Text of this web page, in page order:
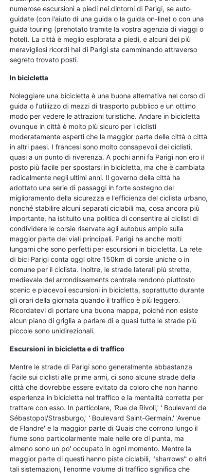
numerose escursioni a piedi nei dintorni di Parigi, se auto-
guidate (con l'aiuto di una guida o la guida on-line) o con una
guida touring (prenotato tramite la vostra agenzia di viaggi o
hotel). La città è meglio esplorata a piedi, e alcuni dei più
meravigliosi ricordi hai di Parigi sta camminando attraverso
segreto trovato posti.
In bicicletta
Noleggiare una bicicletta è una buona alternativa nel corso di
guida o l'utilizzo di mezzi di trasporto pubblico e un ottimo
modo per vedere le attrazioni turistiche. Andare in bicicletta
ovunque in città è molto più sicuro per i ciclisti
moderatamente esperti che la maggior parte delle città o città
in altri paesi. I francesi sono molto consapevoli dei ciclisti,
quasi a un punto di riverenza. A pochi anni fa Parigi non ero il
posto più facile per spostarsi in bicicletta, ma che è cambiata
radicalmente negli ultimi anni. Il governo della città ha
adottato una serie di passaggi in forte sostegno del
miglioramento della sicurezza e l'efficienza del ciclista urbano,
nonché stabilire alcuni separati ciclabili ma, cosa ancora più
importante, ha istituito una politica di consentire ai ciclisti di
condividere le corsie riservate agli autobus ampio sulla
maggior parte dei viali principali. Parigi ha anche molti
lungarni che sono perfetti per escursioni in bicicletta. La rete
di bici Parigi conta oggi oltre 150km di corsie uniche o in
comune per il ciclista. Inoltre, le strade laterali più strette,
medievale del arrondissements centrale rendono piuttosto
scenic e piacevoli escursioni in bicicletta, soprattutto durante
gli orari della giornata quando il traffico è più leggero.
Ricordatevi di portare una buona mappa, poiché non esiste
alcun piano di griglia a parlare di e quasi tutte le strade più
piccole sono unidirezionali.
Escursioni in bicicletta e di traffico
Mentre le strade di Parigi sono generalmente abbastanza
facile sui ciclisti alle prime armi, ci sono alcune strade della
città che dovrebbe essere evitato da coloro che non hanno
esperienza in bicicletta nel traffico e la mentalità corretta per
trattare con esso. In particolare, 'Rue de Rivoli,' ' Boulevard de
Sébastopol/Strasburgo,' ' Boulevard Saint-Germain,' 'Avenue
de Flandre' e la maggior parte di Quais che corrono lungo il
fiume sono particolarmente male nelle ore di punta, ma
almeno sono un po' occupato in ogni momento. Mentre la
maggior parte di questi hanno piste ciclabili, "sharrows" o altri
tali sistemazioni, l'enorme volume di traffico significa che